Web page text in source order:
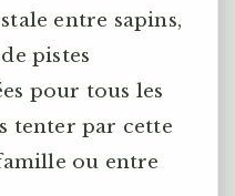
entre sapins,
pistes
pour tous les
tenter par cette
ou entre